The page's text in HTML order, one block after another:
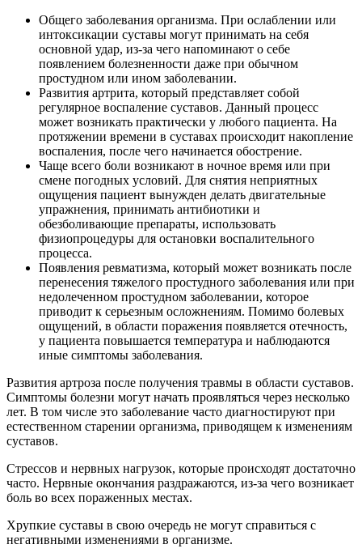
Общего заболевания организма. При ослаблении или
интоксикации суставы могут принимать на себя
основной удар, из-за чего напоминают о себе
появлением болезненности даже при обычном
простудном или ином заболевании.
Развития артрита, который представляет собой
регулярное воспаление суставов. Данный процесс
может возникать практически у любого пациента. На
протяжении времени в суставах происходит накопление
воспаления, после чего начинается обострение.
Чаще всего боли возникают в ночное время или при
смене погодных условий. Для снятия неприятных
ощущения пациент вынужден делать двигательные
упражнения, принимать антибиотики и
обезболивающие препараты, использовать
физиопроцедуры для остановки воспалительного
процесса.
Появления ревматизма, который может возникать после
перенесения тяжелого простудного заболевания или при
недолеченном простудном заболевании, которое
приводит к серьезным осложнениям. Помимо болевых
ощущений, в области поражения появляется отечность,
у пациента повышается температура и наблюдаются
иные симптомы заболевания.
Развития артроза после получения травмы в области суставов.
Симптомы болезни могут начать проявляться через несколько
лет. В том числе это заболевание часто диагностируют при
естественном старении организма, приводящем к изменениям
суставов.
Стрессов и нервных нагрузок, которые происходят достаточно
часто. Нервные окончания раздражаются, из-за чего возникает
боль во всех пораженных местах.
Хрупкие суставы в свою очередь не могут справиться с
негативными изменениями в организме.